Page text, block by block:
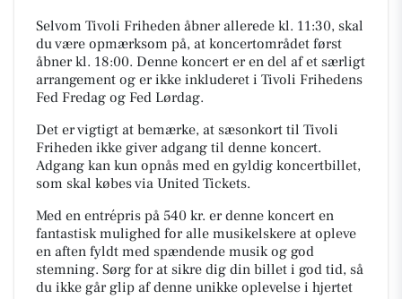
Selvom Tivoli Friheden åbner allerede kl. 11:30, skal
du være opmærksom på, at koncertområdet først
åbner kl. 18:00. Denne koncert er en del af et særligt
arrangement og er ikke inkluderet i Tivoli Frihedens
Fed Fredag og Fed Lørdag.
Det er vigtigt at bemærke, at sæsonkort til Tivoli
Friheden ikke giver adgang til denne koncert.
Adgang kan kun opnås med en gyldig koncertbillet,
som skal købes via United Tickets.
Med en entrépris på 540 kr. er denne koncert en
fantastisk mulighed for alle musikelskere at opleve
en aften fyldt med spændende musik og god
stemning. Sørg for at sikre dig din billet i god tid, så
du ikke går glip af denne unikke oplevelse i hjertet